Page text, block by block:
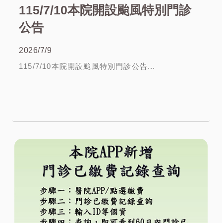
115/7/10本院開設颱風特別門診
公告
2026/7/9
115/7/10本院開設颱風特別門診公告...